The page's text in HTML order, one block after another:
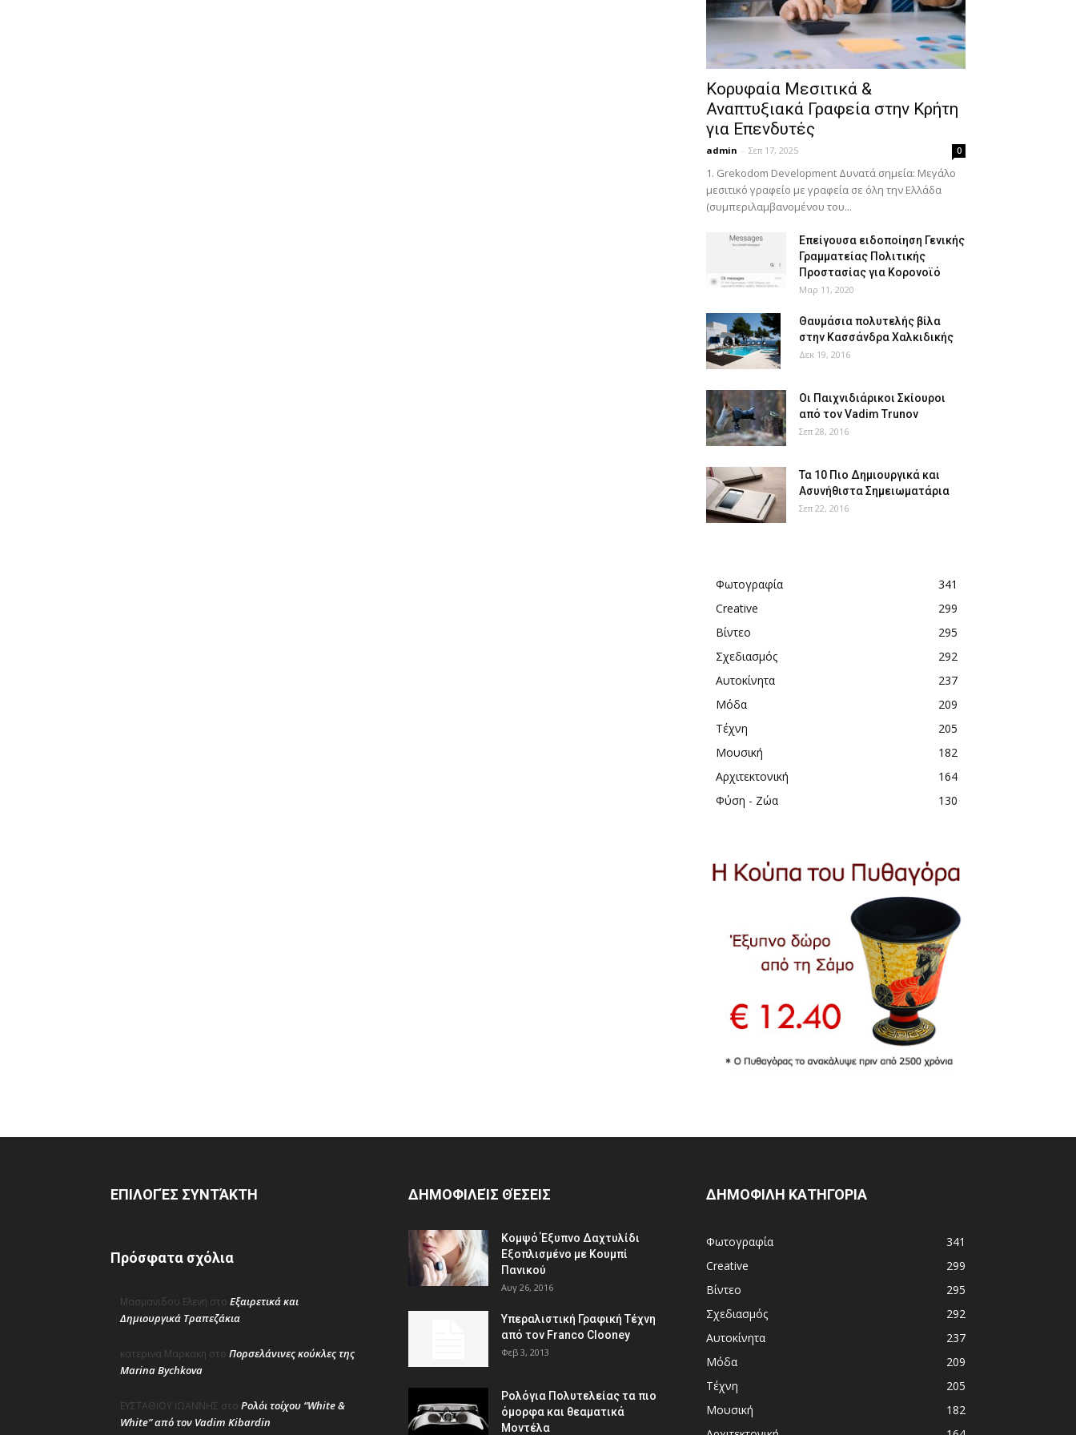
Κορυφαία Μεσιτικά &
Αναπτυξιακά Γραφεία στην Κρήτη
για Επενδυτές
admin - Σεπ 17, 2025 0
1. Grekodom Development Δυνατά σημεία: Μεγάλο
μεσιτικό γραφείο με γραφεία σε όλη την Ελλάδα
(συμπεριλαμβανομένου του...
Επείγουσα ειδοποίηση Γενικής
Γραμματείας Πολιτικής
Προστασίας για Κορονοϊό
Μαρ 11, 2020
Θαυμάσια πολυτελής βίλα
στην Κασσάνδρα Χαλκιδικής
Δεκ 19, 2016
Οι Παιχνιδιάρικοι Σκίουροι
από τον Vadim Trunov
Σεπ 28, 2016
Τα 10 Πιο Δημιουργικά και
Ασυνήθιστα Σημειωματάρια
Σεπ 22, 2016
Φωτογραφία
341
Creative
299
Βίντεο
295
Σχεδιασμός
292
Αυτοκίνητα
237
Μόδα
209
Τέχνη
205
Μουσική
182
Αρχιτεκτονική
164
Φύση - Ζώα
130
ΕΠΙΛΟΓΈΣ ΣΥΝΤΆΚΤΗ
Πρόσφατα σχόλια
Μασμανιδου Ελενη στο Εξαιρετικά και
Δημιουργικά Τραπεζάκια
κατερινα Μαρκακη στο Πορσελάνινες κούκλες της
Marina Bychkova
ΕΥΣΤΑΘΙΟΥ ΙΩΑΝΝΗΣ στο Ρολόι τοίχου “White &
White” από τον Vadim Kibardin
ΔΗΜΟΦΙΛΕΊΣ ΘΈΣΕΙΣ
Κομψό Έξυπνο Δαχτυλίδι
Εξοπλισμένο με Κουμπί
Πανικού
Αυγ 26, 2016
Υπεραλιστική Γραφική Τέχνη
από τον Franco Clooney
Φεβ 3, 2013
Ρολόγια Πολυτελείας τα πιο
όμορφα και θεαματικά
Μοντέλα
ΔΗΜΟΦΙΛΗ ΚΑΤΗΓΟΡΙΑ
Φωτογραφία
341
Creative
299
Βίντεο
295
Σχεδιασμός
292
Αυτοκίνητα
237
Μόδα
209
Τέχνη
205
Μουσική
182